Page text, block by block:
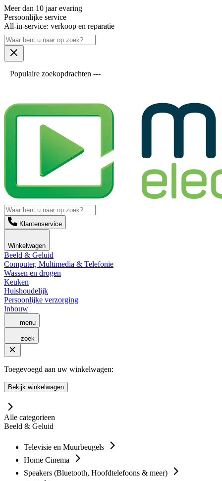
Meer dan 10 jaar evaring
Persoonlijke service
All-in-service: verkoop en reparatie
Populaire zoekopdrachten ---
Klantenservice
Winkelwagen
Beeld & Geluid
Computer, Multimedia & Telefonie
Wassen en drogen
Keuken
Huishoudelijk
Persoonlijke verzorging
Inbouw
menu
zoek
Toegevoegd aan uw winkelwagen:
Bekijk winkelwagen
Alle categorieen
Beeld & Geluid
Televisie en Muurbeugels
Home Cinema
Speakers (Bluetooth, Hoofdtelefoons & meer)